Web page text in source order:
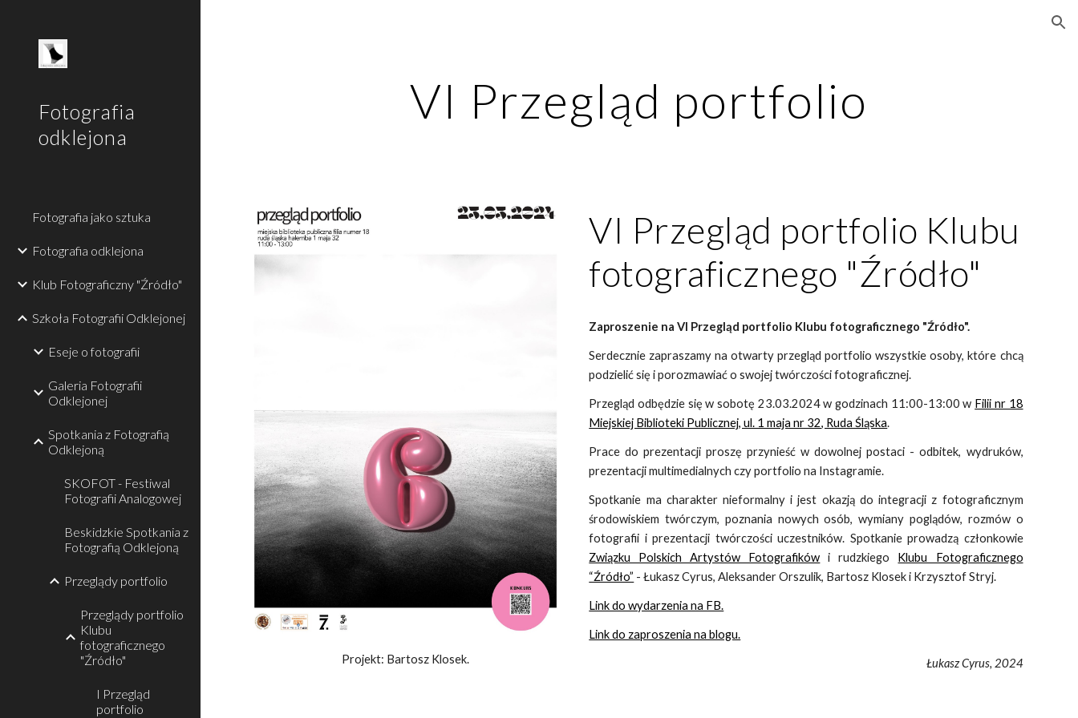
Fotografia
odklejona
Fotografia jako sztuka
Fotografia odklejona
Klub Fotograficzny "Źródło"
Szkoła Fotografii Odklejonej
Eseje o fotografii
Galeria Fotografii
Odklejonej
Spotkania z Fotografią
Odklejoną
SKOFOT - Festiwal
Fotografii Analogowej
Beskidzkie Spotkania z
Fotografią Odklejoną
Przeglądy portfolio
Przeglądy portfolio
Klubu
fotograficznego
"Źródło"
I Przegląd
portfolio
VI Przegląd portfolio
Projekt: Bartosz Klosek.
VI Przegląd portfolio Klubu
fotograficznego "Źródło"
Zaproszenie na VI Przegląd portfolio Klubu fotograficznego "Źródło".
Serdecznie zapraszamy na otwarty przegląd portfolio wszystkie osoby, które chcą
podzielić się i porozmawiać o swojej twórczości fotograficznej.
Przegląd odbędzie się w sobotę 23.03.2024 w godzinach 11:00-13:00 w Filii nr 18
Miejskiej Biblioteki Publicznej, ul. 1 maja nr 32, Ruda Śląska.
Prace do prezentacji proszę przynieść w dowolnej postaci - odbitek, wydruków,
prezentacji multimedialnych czy portfolio na Instagramie.
Spotkanie ma charakter nieformalny i jest okazją do integracji z fotograficznym
środowiskiem twórczym, poznania nowych osób, wymiany poglądów, rozmów o
fotografii i prezentacji twórczości uczestników. Spotkanie prowadzą członkowie
Związku Polskich Artystów Fotografików i rudzkiego Klubu Fotograficznego
“Źródło” - Łukasz Cyrus, Aleksander Orszulik, Bartosz Klosek i Krzysztof Stryj.
Link do wydarzenia na FB.
Link do zaproszenia na blogu.
Łukasz Cyrus, 2024